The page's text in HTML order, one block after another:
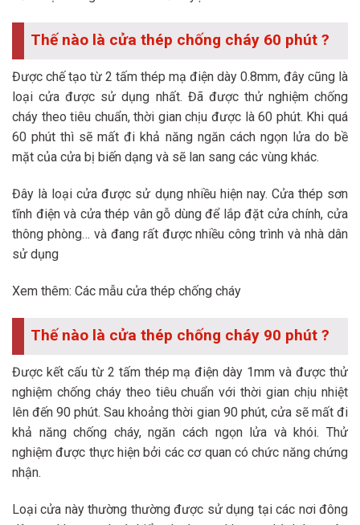
Thế nào là cửa thép chống cháy 60 phút ?
Được chế tạo từ 2 tấm thép mạ điện dày 0.8mm, đây cũng là
loại cửa được sử dụng nhất. Đã được thử nghiệm chống
cháy theo tiêu chuẩn, thời gian chịu được là 60 phút. Khi quá
60 phút thì sẽ mất đi khả năng ngăn cách ngọn lửa do bề
mặt của cửa bị biến dạng và sẽ lan sang các vùng khác.
Đây là loại cửa được sử dụng nhiều hiện nay. Cửa thép sơn
tĩnh điện và cửa thép vân gỗ dùng để lắp đặt cửa chính, cửa
thông phòng… và đang rất được nhiều công trình và nhà dân
sử dụng
Xem thêm: Các mẫu cửa thép chống cháy
Thế nào là cửa thép chống cháy 90 phút ?
Được kết cấu từ 2 tấm thép mạ điện dày 1mm và được thử
nghiệm chống cháy theo tiêu chuẩn với thời gian chịu nhiệt
lên đến 90 phút. Sau khoảng thời gian 90 phút, cửa sẽ mất đi
khả năng chống cháy, ngăn cách ngọn lửa và khói. Thử
nghiệm được thực hiện bởi các cơ quan có chức năng chứng
nhận.
Loại cửa này thường thường được sử dụng tại các nơi đông